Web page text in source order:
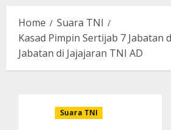
Home
Suara TNI
Kasad Pimpin Sertijab 7 Jabatan
Jabatan di Jajajaran TNI AD
Suara TNI